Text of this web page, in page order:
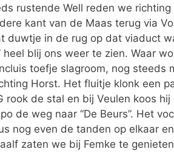
rustende Well reden we
kant van de Maas terug via
duwtje in de rug op dat viaduct
heel blij ons weer te zien. Waar
toefje slagroom, nog steeds
Horst. Het fluitje klonk een
rook de stal en bij Veulen koos
de weg naar “De Beurs”. Het
nog even de tanden op elkaar
zaten we bij Femke te